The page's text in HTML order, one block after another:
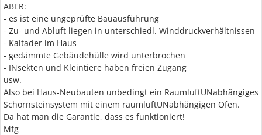
ABER:
- es ist eine ungeprüfte Bauausführung
- Zu- und Abluft liegen in unterschiedl. Winddruckverhältnissen
- Kaltader im Haus
- gedämmte Gebäudehülle wird unterbrochen
- INsekten und Kleintiere haben freien Zugang
usw.
Also bei Haus-Neubauten unbedingt ein RaumluftUNabhängiges
Schornsteinsystem mit einem raumluftUNabhängigen Ofen.
Da hat man die Garantie, dass es funktioniert!
Mfg